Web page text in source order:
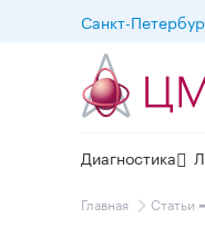
Санкт-
Диагностика
Главная Статьи